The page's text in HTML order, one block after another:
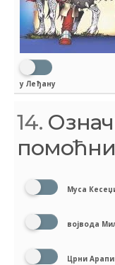
у Леђану
14.
Муса
војвода
Црни